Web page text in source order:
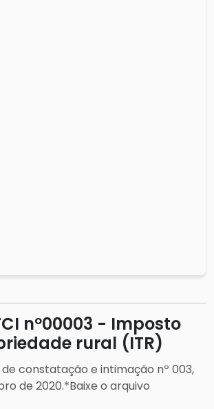
nº00003 - Imposto
rural (ITR)
constatação e intimação nº 003,
de 2020.*Baixe o arquivo